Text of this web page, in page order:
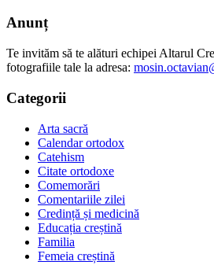
Anunț
Te invităm să te alături echipei Altarul
fotografiile tale la adresa:
Categorii
Arta sacră
Calendar ortodox
Catehism
Citate ortodoxe
Comemorări
Comentariile zilei
Credință și medicină
Educația creștină
Familia
Femeia creștină